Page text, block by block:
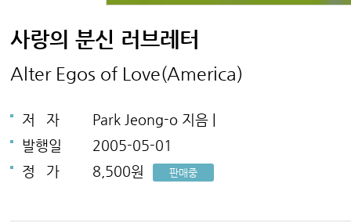
사랑의 분신 러브레터
Alter Egos of Love(America)
저 자
Park Jeong-o 지음 |
발행일
2005-05-01
정
가 8,500원 판매중